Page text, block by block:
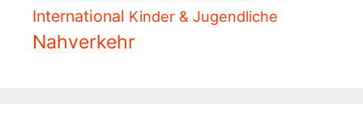
International Kinder & Jugendliche
Nahverkehr